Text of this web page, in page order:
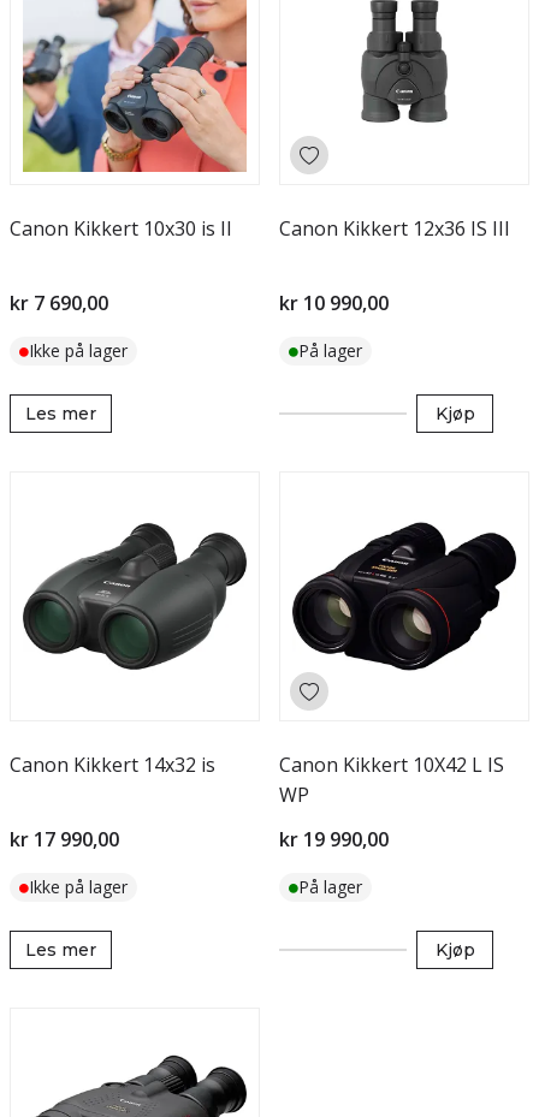
Canon Kikkert 10x30 is II
kr 7 690,00
Ikke på lager
Les mer
Canon Kikkert 12x36 IS III
kr 10 990,00
På lager
Kjøp
Canon Kikkert 14x32 is
kr 17 990,00
Ikke på lager
Les mer
Canon Kikkert 10X42 L IS
WP
kr 19 990,00
På lager
Kjøp